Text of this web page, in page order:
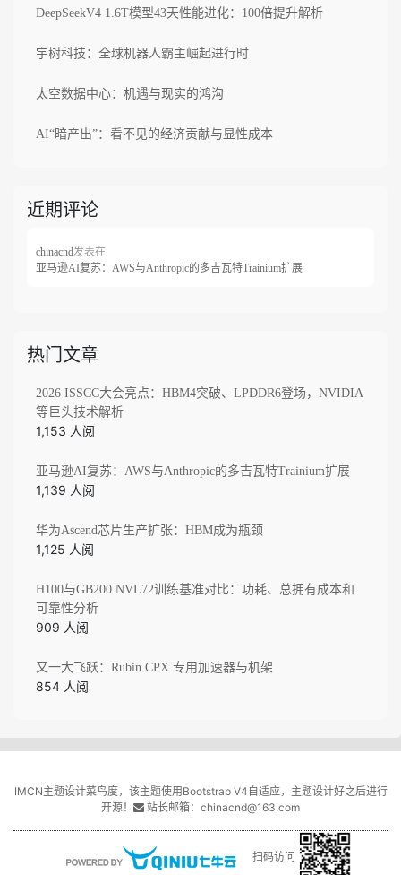
DeepSeekV4 1.6T模型43天性能进化：100倍提升解析
宇树科技：全球机器人霸主崛起进行时
太空数据中心：机遇与现实的鸿沟
AI“暗产出”：看不见的经济贡献与显性成本
近期评论
chinacnd发表在
亚马逊AI复苏：AWS与Anthropic的多吉瓦特Trainium扩展
热门文章
2026 ISSCC大会亮点：HBM4突破、LPDDR6登场，NVIDIA
等巨头技术解析
1,153 人阅
亚马逊AI复苏：AWS与Anthropic的多吉瓦特Trainium扩展
1,139 人阅
华为Ascend芯片生产扩张：HBM成为瓶颈
1,125 人阅
H100与GB200 NVL72训练基准对比：功耗、总拥有成本和
可靠性分析
909 人阅
又一大飞跃：Rubin CPX 专用加速器与机架
854 人阅
IMCN主题设计菜鸟度，该主题使用Bootstrap V4自适应，主题设计好之后进行
开源！
站长邮箱：chinacnd@163.com
扫码访问